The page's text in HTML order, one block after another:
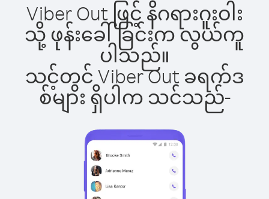
Viber Out ဖြင့် နိဂရားဂူးဝါး
သို့ ဖုန်းခေါ်ခြင်းက လွယ်ကူ
ပါသည်။
သင့်တွင် Viber Out ခရက်ဒ
စ်များ ရှိပါက သင်သည်-